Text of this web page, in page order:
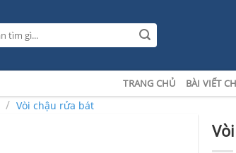
TRANG CHỦ BÀI VIẾT
/ Vòi chậu rửa bát